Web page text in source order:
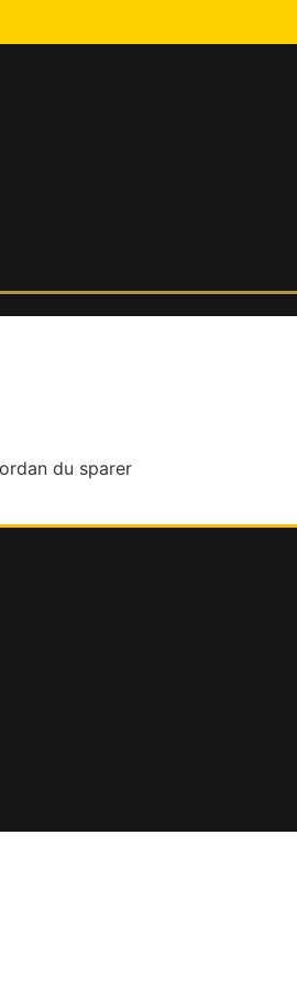
du sparer